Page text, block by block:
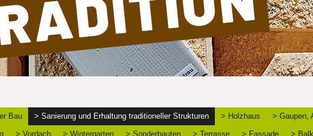
Bau > Sanierung und Erhaltung traditioneller Strukturen > Holzhaus
> Gaupen,
> Vordach > Wintergarten > Sonderbauten > Terrasse > Fassade >